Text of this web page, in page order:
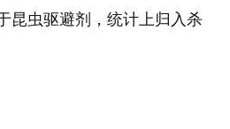
昆虫驱避剂，统计上归入杀